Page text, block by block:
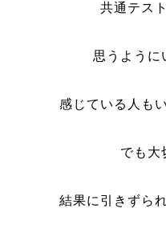
共通テス
思うように
感じている人も
でも大
結果に引きずら